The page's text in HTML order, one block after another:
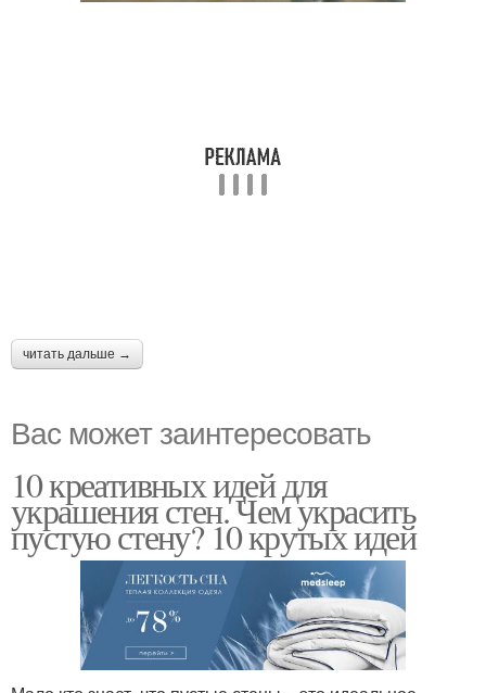
читать дальше →
Вас может заинтересовать
10 креативных идей для
украшения стен. Чем украсить
пустую стену? 10 крутых идей